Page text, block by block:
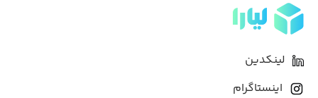
لینکدین
اینستاگرام